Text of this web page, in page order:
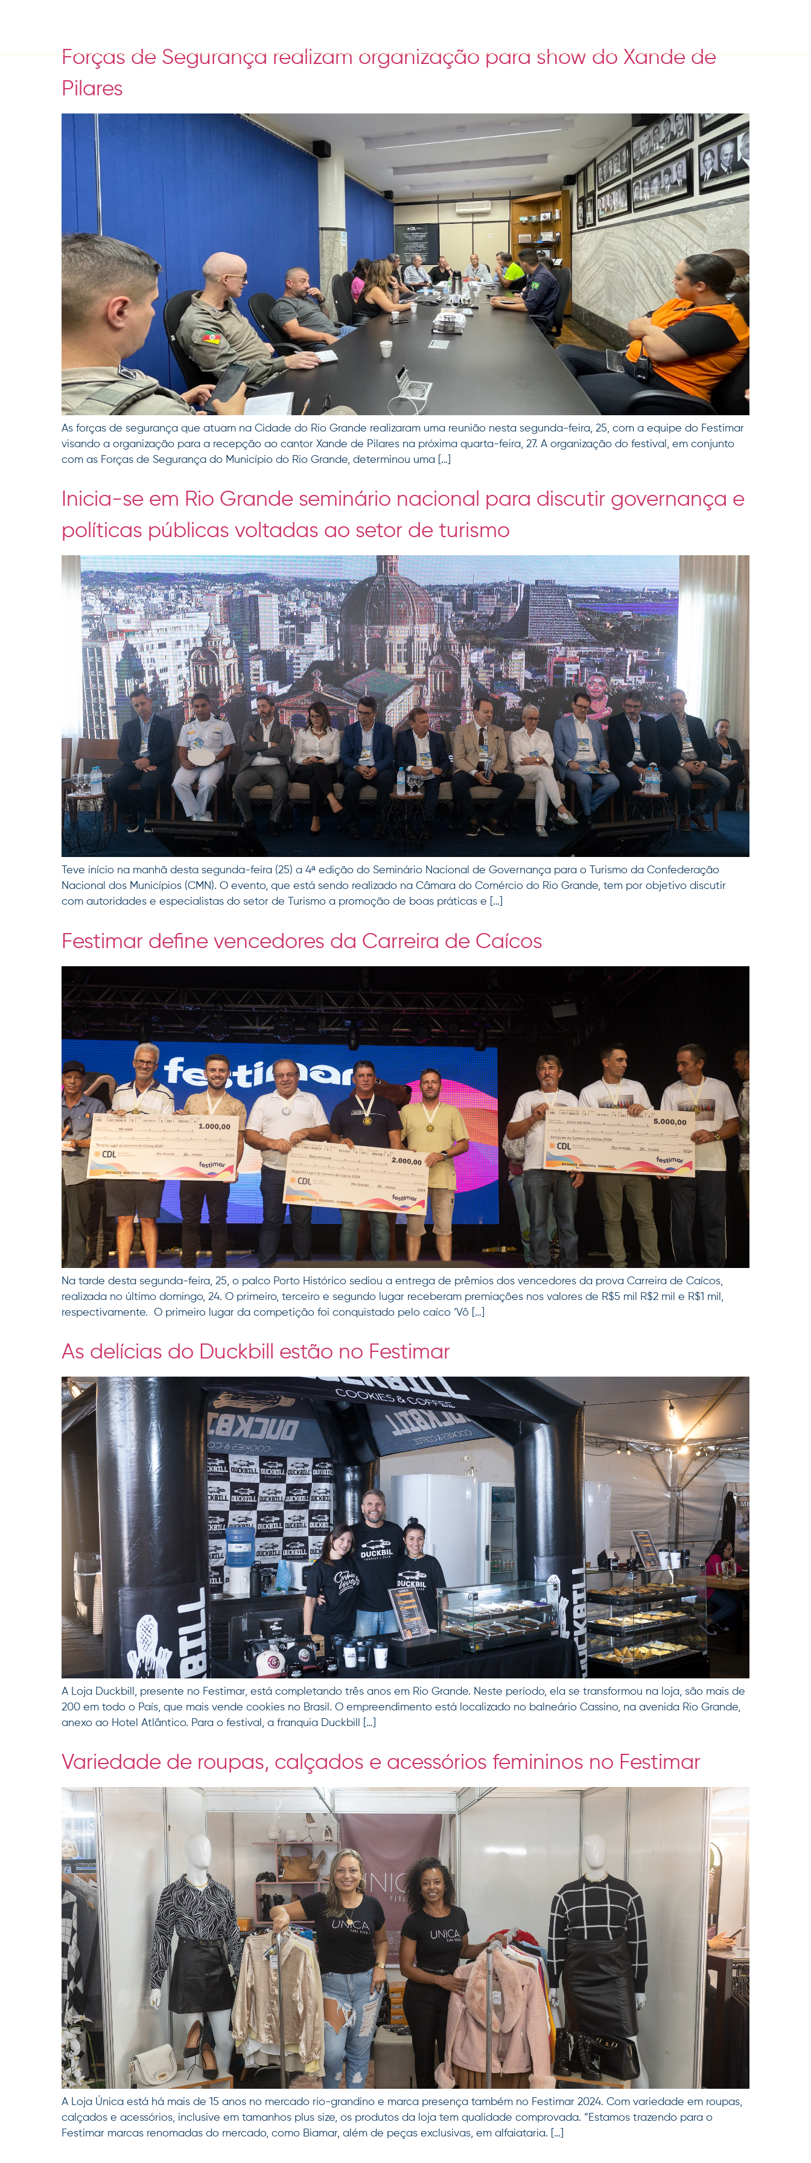
Forças de Segurança realizam organização para show do Xande de
Pilares
As forças de segurança que atuam na Cidade do Rio Grande realizaram uma reunião nesta segunda-feira, 25, com a equipe do Festimar
visando a organização para a recepção ao cantor Xande de Pilares na próxima quarta-feira, 27. A organização do festival, em conjunto
com as Forças de Segurança do Município do Rio Grande, determinou uma […]
Inicia-se em Rio Grande seminário nacional para discutir governança e
políticas públicas voltadas ao setor de turismo
Teve início na manhã desta segunda-feira (25) a 4ª edição do Seminário Nacional de Governança para o Turismo da Confederação
Nacional dos Municípios (CMN). O evento, que está sendo realizado na Câmara do Comércio do Rio Grande, tem por objetivo discutir
com autoridades e especialistas do setor de Turismo a promoção de boas práticas e […]
Festimar define vencedores da Carreira de Caícos
Na tarde desta segunda-feira, 25, o palco Porto Histórico sediou a entrega de prêmios dos vencedores da prova Carreira de Caícos,
realizada no último domingo, 24. O primeiro, terceiro e segundo lugar receberam premiações nos valores de R$5 mil R$2 mil e R$1 mil,
respectivamente. O primeiro lugar da competição foi conquistado pelo caíco ‘Vô […]
As delícias do Duckbill estão no Festimar
A Loja Duckbill, presente no Festimar, está completando três anos em Rio Grande. Neste período, ela se transformou na loja, são mais de
200 em todo o País, que mais vende cookies no Brasil. O empreendimento está localizado no balneário Cassino, na avenida Rio Grande,
anexo ao Hotel Atlântico. Para o festival, a franquia Duckbill […]
Variedade de roupas, calçados e acessórios femininos no Festimar
A Loja Única está há mais de 15 anos no mercado rio-grandino e marca presença também no Festimar 2024. Com variedade em roupas,
calçados e acessórios, inclusive em tamanhos plus size, os produtos da loja tem qualidade comprovada. “Estamos trazendo para o
Festimar marcas renomadas do mercado, como Biamar, além de peças exclusivas, em alfaiataria. […]